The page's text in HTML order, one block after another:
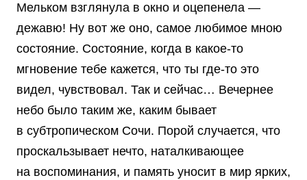
Мельком взглянула в окно и оцепенела —
дежавю! Ну вот же оно, самое любимое мною
состояние. Состояние, когда в какое-то
мгновение тебе кажется, что ты где-то это
видел, чувствовал. Так и сейчас… Вечернее
небо было таким же, каким бывает
в субтропическом Сочи. Порой случается, что
проскальзывает нечто, наталкивающее
на воспоминания, и память уносит в мир ярких,